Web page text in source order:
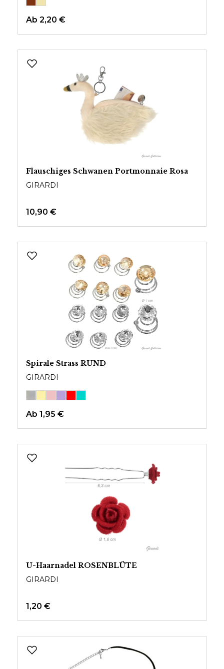
Ab 2,20 €
Flauschiges Schwanen Portmonnaie Rosa
GIRARDI
10,90 €
Spirale Strass RUND
GIRARDI
Ab 1,95 €
U-Haarnadel ROSENBLÜTE
GIRARDI
1,20 €